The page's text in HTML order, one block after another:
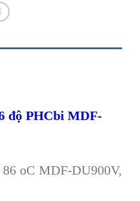
độ PHCbi MDF-
86 oC MDF-DU900V,